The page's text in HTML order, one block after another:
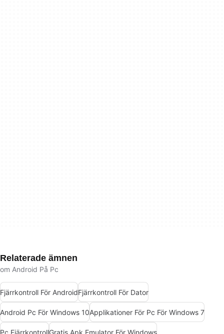
Relaterade ämnen
om Android På Pc
Fjärrkontroll För AndroidFjärrkontroll För Dator
Android Pc För Windows 10Applikationer För Pc För Windows 7
Pc FjärrkontrollGratis Apk Emulator För Windows